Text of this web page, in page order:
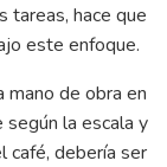
tareas, hace que
este enfoque.
mano de obra en
la escala y
café, debería ser